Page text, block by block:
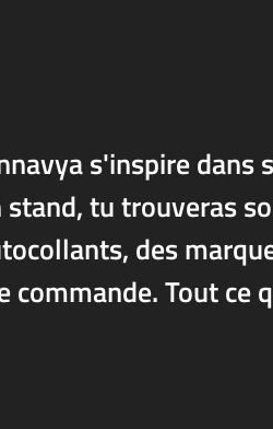
s'inspire dans
tu trouveras
des
commande. Tout ce